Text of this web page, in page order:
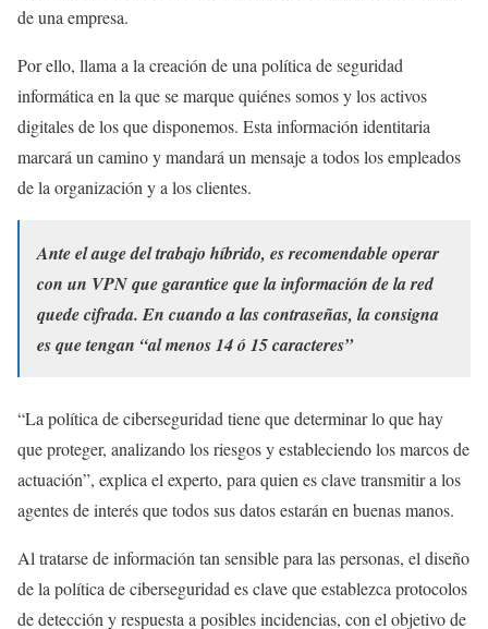
de una empresa.
Por ello, llama a la creación de una política de seguridad
informática en la que se marque quiénes somos y los activos
digitales de los que disponemos. Esta información identitaria
marcará un camino y mandará un mensaje a todos los empleados
de la organización y a los clientes.
Ante el auge del trabajo híbrido, es recomendable operar
con un VPN que garantice que la información de la red
quede cifrada. En cuando a las contraseñas, la consigna
es que tengan “al menos 14 ó 15 caracteres”
“La política de ciberseguridad tiene que determinar lo que hay
que proteger, analizando los riesgos y estableciendo los marcos de
actuación”, explica el experto, para quien es clave transmitir a los
agentes de interés que todos sus datos estarán en buenas manos.
Al tratarse de información tan sensible para las personas, el diseño
de la política de ciberseguridad es clave que establezca protocolos
de detección y respuesta a posibles incidencias, con el objetivo de